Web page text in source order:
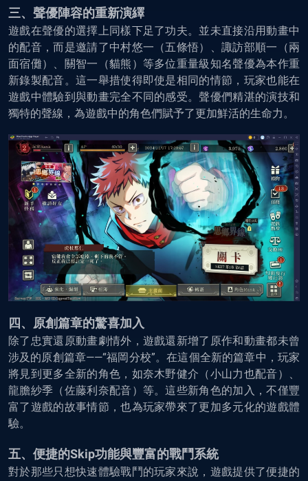
三、聲優陣容的重新演繹
遊戲在聲優的選擇上同樣下足了功夫。並未直接沿用動畫中
的配音，而是邀請了中村悠一（五條悟）、諏訪部順一（兩
面宿儺）、關智一（貓熊）等多位重量級知名聲優為本作重
新錄製配音。這一舉措使得即使是相同的情節，玩家也能在
遊戲中體驗到與動畫完全不同的感受。聲優們精湛的演技和
獨特的聲線，為遊戲中的角色們賦予了更加鮮活的生命力。
四、原創篇章的驚喜加入
除了忠實還原動畫劇情外，遊戲還新增了原作和動畫都未曾
涉及的原創篇章——“福岡分校”。在這個全新的篇章中，玩家
將見到更多全新的角色，如奈木野健介（小山力也配音）、
龍膽紗季（佐藤利奈配音）等。這些新角色的加入，不僅豐
富了遊戲的故事情節，也為玩家帶來了更加多元化的遊戲體
驗。
五、便捷的Skip功能與豐富的戰鬥系統
對於那些只想快速體驗戰鬥的玩家來說，遊戲提供了便捷的